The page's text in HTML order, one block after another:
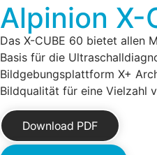
Alpinion X-
Das X-CUBE 60 bietet allen
Basis für die
Bildgebungsplattform X+
Bildqualität für eine Vielzahl
Download PDF